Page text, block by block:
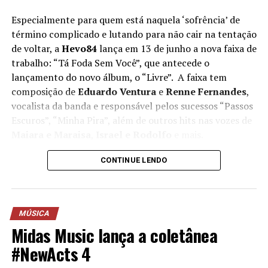
Especialmente para quem está naquela ‘sofrência’ de
término complicado e lutando para não cair na tentação
de voltar, aHevo84lança em 13 de junho a nova faixa de
trabalho: “Tá Foda Sem Você”, que antecede o
lançamento do novo álbum, o “Livre”. A faixa tem
composição deEduardo VenturaeRenne Fernandes,
vocalista da banda e responsável pelos sucessos “Passos
Escuros”, “Minha Pira”, além de outros hits nas vozes de
Entrando com tudo na nova era, o novo álbum de um
dos maiores nomes do Emo e pop/rock nacional já conta
com alguns lançamentos, como o single homônimo que
teve um clipe gravado ao vivo na Jai Club. Além disto, o
novo trabalho da Hevo84 atravessa as histórias de amor
moderno e coloca em foco em dilemas que todo jovem
passa. A nova música de trabalho fala exatamente sobre
a luta pós-término, em especial, se for um
CONTINUE LENDO
MÚSICA
Midas Music lança a coletânea
#NewActs 4